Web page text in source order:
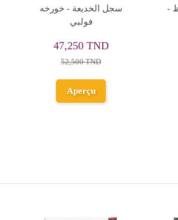
لا تكن لطيفا أكثر من اللازم
- ديوك روبنسون
43,000 TND
Ajouter au
panier